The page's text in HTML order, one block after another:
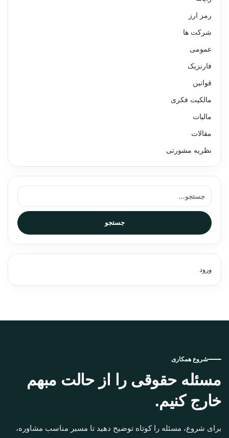
رمز ارز
شرکت ها
عمومی
فارنزیک
قوانین
مالکیت فکری
مالیات
مقالات
نظریه مشورتی
جستجو برای:
جستجو
ورود
شروع همکاری
مسئله حقوقی را از حالت مبهم
خارج کنیم.
برای شروع، مسئله را کوتاه توضیح دهید تا مسیر مناسب مشاوره،